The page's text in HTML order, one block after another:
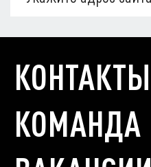
КОНТАКТЫ
КОМАНДА